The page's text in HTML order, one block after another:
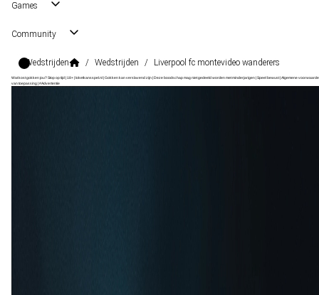
Games
Community
Wedstrijden / Wedstrijden / Liverpool fc montevideo wanderers
Wat kost gokken jou? Stop op tijd | 18+ | loketkansspel.nl | Gokken kan verslavend zijn | Deze boodschap mag niet gedeeld worden met minderjarigen | Speel bewust | Algemene
van toepassing | #Advertentie